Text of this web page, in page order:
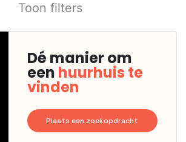
Toon filters
Dé manier om
een huurhuis te
vinden
Plaats een zoekopdracht